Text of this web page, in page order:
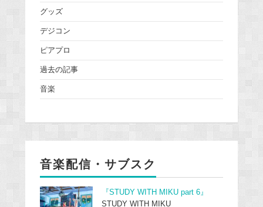
グッズ
デジコン
ピアプロ
過去の記事
音楽
音楽配信・サブスク
『STUDY WITH MIKU part 6』
STUDY WITH MIKU